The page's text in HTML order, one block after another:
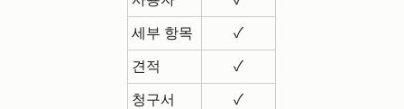
세부 항목
✓
견적
✓
청구서
✓